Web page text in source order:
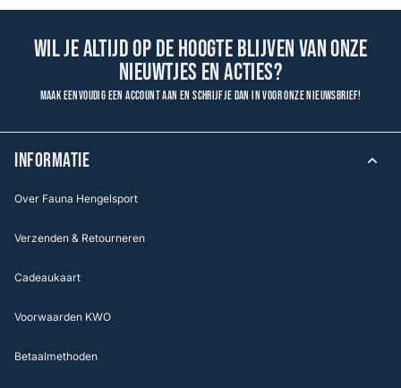
Wil je altijd op de hoogte blijven van onze
nieuwtjes en acties?
Maak eenvoudig een account aan en schrijf je dan in voor onze nieuwsbrief!
INFORMATIE
Over Fauna Hengelsport
Verzenden & Retourneren
Cadeaukaart
Voorwaarden KWO
Betaalmethoden